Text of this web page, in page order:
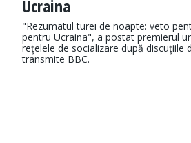
Ucraina
"Rezumatul turei de noapte: veto
pentru Ucraina", a postat premierul
reţelele de socializare după discuţiile
transmite BBC.